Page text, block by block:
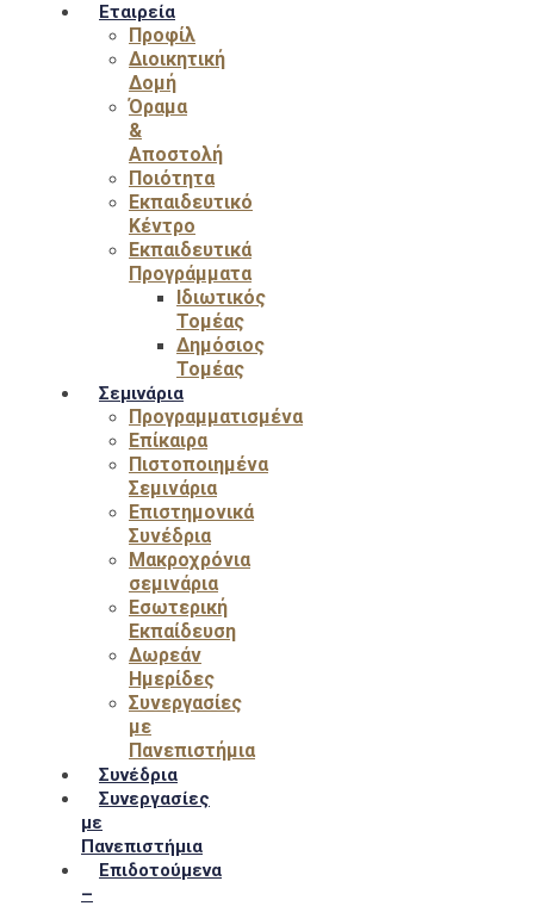
Εταιρεία
Προφίλ
Διοικητική
Δομή
Όραμα
&
Αποστολή
Ποιότητα
Εκπαιδευτικό
Κέντρο
Εκπαιδευτικά
Προγράμματα
Ιδιωτικός
Τομέας
Δημόσιος
Τομέας
Σεμινάρια
Προγραμματισμένα
Επίκαιρα
Πιστοποιημένα
Σεμινάρια
Επιστημονικά
Συνέδρια
Μακροχρόνια
σεμινάρια
Εσωτερική
Εκπαίδευση
Δωρεάν
Ημερίδες
Συνεργασίες
με
Πανεπιστήμια
Συνέδρια
Συνεργασίες
με
Πανεπιστήμια
Επιδοτούμενα
–